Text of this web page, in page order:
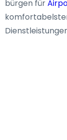
bürgen für